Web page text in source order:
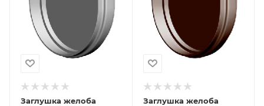
Заглушка желоба
Заглушка желоба